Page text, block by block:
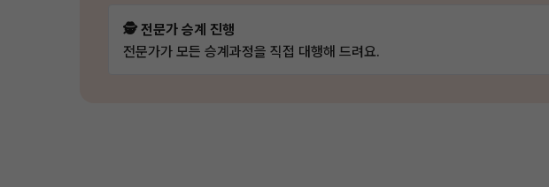
🕵️ 전문가 승계 진행
전문가가 모든 승계과정을 직접 대행해 드려요.